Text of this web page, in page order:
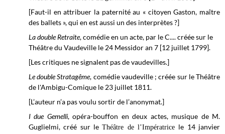
[Faut-il en attribuer la paternité au « citoyen Gaston, maître
des ballets », qui en est aussi un des interprètes ?]
La double Retraite, comédie en un acte, par le C.... créée sur le
Théâtre du Vaudeville le 24 Messidor an 7 [12 juillet 1799].
[Les critiques ne signalent pas de vaudevilles.]
Le double Stratagême, comédie vaudeville ; créée sur leThéâtre
de l'Ambigu-Comique le 23 juillet 1811.
[L’auteur n’a pas voulu sortir de l’anonymat.]
I due Gemelli, opéra-bouffon en deux actes, musique de M.
Guglielmi, créé sur leThéâtre de l’Impératrice le 14 janvier